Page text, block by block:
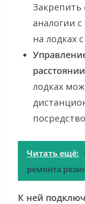
аналогии
на лодках
лодках
Читать ещё:
ремонта
К ней